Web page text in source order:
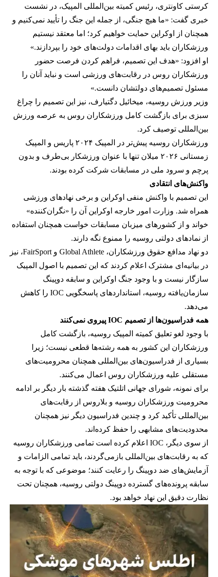
کرستی کاونتری، رئیس کمیته بین‌المللی المپیک، در نشست
خبری گفت: «ما هیچ جنگی، از جمله این جنگ را تأیید نمی‌کنیم و
همچنان از اوکراین حمایت خواهیم کرد؛ اما معتقد نیستیم
ورزشکاران باید بهای اقدامات دولت‌های خود را بپردازند.»
او افزود: «هدف این تصمیم، فراهم کردن فرصت حضور
ورزشکاران روس در رقابت‌های ورزشی است و نباید آنان را
مسئول تصمیم‌های دولتشان دانست.»
وزیر ورزش روسیه، میخائیل دگتیارف، نیز این تصمیم را چراغ
سبزی برای بازگشت کامل ورزشکاران روس به عرصه ورزش
بین‌المللی توصیف کرد.
ورزشکاران روسیه پیش‌تر در المپیک ۲۰۲۴ پاریس و المپیک
زمستانی ۲۰۲۶ میلان تنها با عنوان ورزشکار بی‌طرف و بدون
پرچم و سرود ملی در مسابقات شرکت کرده بودند.
واکنش‌های انتقادی
این تصمیم با واکنش منفی اوکراین و برخی نهادهای ورزشی
همراه شد. وزارت امور خارجه اوکراین آن را «نگران‌کننده»
خواند و از کشورهای میزبان مسابقات خواست همچنان استفاده
از نمادهای دولتی روسیه را ممنوع نگه دارند.
دو نهاد مدافع حقوق ورزشکاران، Global Athlete و FairSport، نیز
در بیانیه‌ای مشترک اعلام کردند که این تصمیم با اصول المپیک
سازگار نیست و با وجود جنگ اوکراین و سابقه دوپینگ
سازمان‌یافته روسیه، استانداردهای پاسخگویی IOC را کاهش
می‌دهد.
همه فدراسیون‌ها از تصمیم IOC پیروی نمی‌کنند
با وجود لغو تعلیق کمیته المپیک روسیه، بازگشت کامل
ورزشکاران این کشور به همه رشته‌ها قطعی نیست؛ زیرا
بسیاری از فدراسیون‌های بین‌المللی همچنان محرومیت‌های
مستقلی علیه ورزشکاران روس اعمال می‌کنند.
برای نمونه، شورای جهانی اتلتیک هفته گذشته بار دیگر بر ادامه
محرومیت ورزشکاران روسیه و بلاروس از رقابت‌های
بین‌المللی تأکید کرد و چندین فدراسیون دیگر نیز همچنان
محدودیت‌های مشابهی را حفظ کرده‌اند.
از سوی دیگر، IOC اعلام کرده است تمامی ورزشکاران روسیه
که به رقابت‌های بین‌المللی بازمی‌گردند، باید تمامی الزامات و
آزمایش‌های ضد دوپینگ را رعایت کنند؛ موضوعی که با توجه به
سابقه پرونده‌های گسترده دوپینگ دولتی روسیه، همچنان تحت
نظارت دقیق این نهاد خواهد بود.